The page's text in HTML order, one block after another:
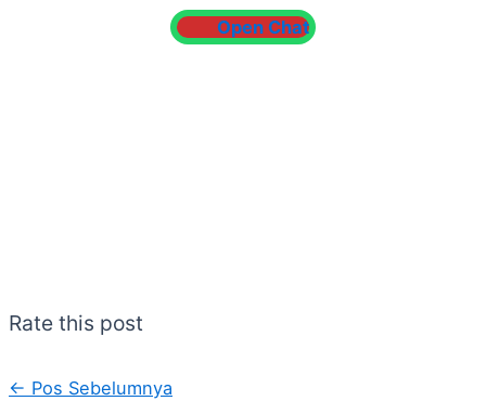
Open Chat
Rate this post
← Pos Sebelumnya